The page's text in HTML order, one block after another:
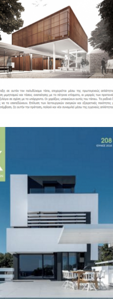
Inherent Simplisity
EK_Magazine
Introversive Structure